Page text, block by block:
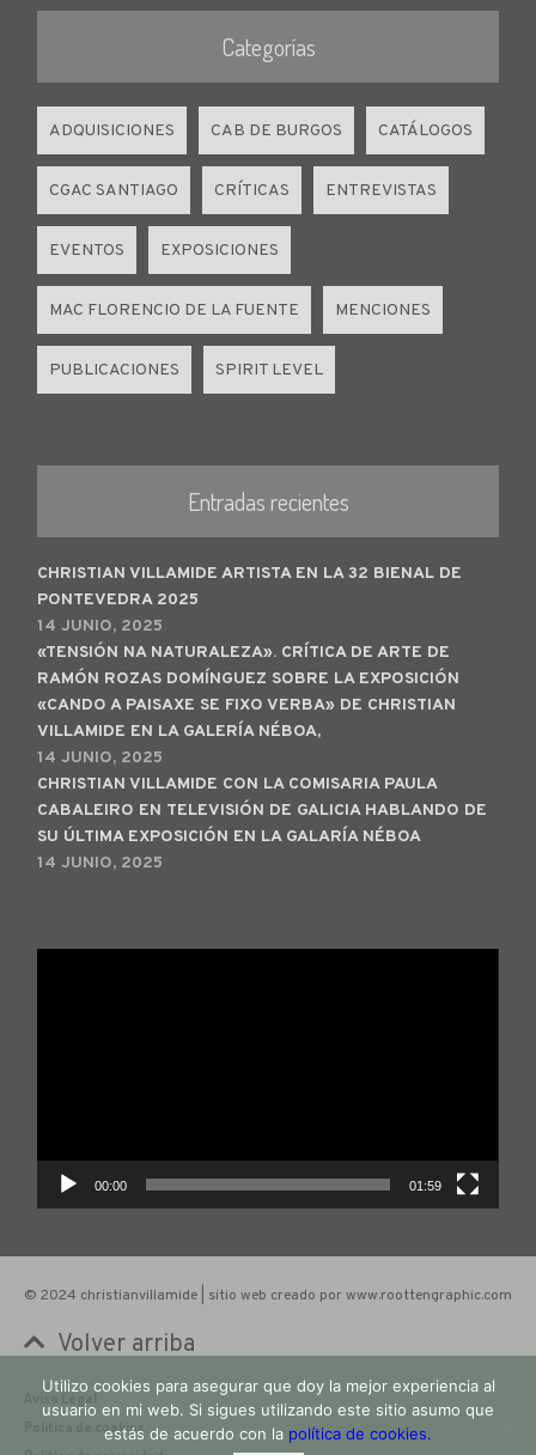
Categorías
ADQUISICIONES CAB DE BURGOS CATÁLOGOS
CGAC SANTIAGO CRÍTICAS ENTREVISTAS
EVENTOS EXPOSICIONES
MAC FLORENCIO DE LA FUENTE MENCIONES
PUBLICACIONES SPIRIT LEVEL
Entradas recientes
CHRISTIAN VILLAMIDE ARTISTA EN LA 32 BIENAL DE
PONTEVEDRA 2025
14 JUNIO, 2025
«TENSIÓN NA NATURALEZA». CRÍTICA DE ARTE DE
RAMÓN ROZAS DOMÍNGUEZ SOBRE LA EXPOSICIÓN
«CANDO A PAISAXE SE FIXO VERBA» DE CHRISTIAN
VILLAMIDE EN LA GALERÍA NÉBOA,
14 JUNIO, 2025
CHRISTIAN VILLAMIDE CON LA COMISARIA PAULA
CABALEIRO EN TELEVISIÓN DE GALICIA HABLANDO DE
SU ÚLTIMA EXPOSICIÓN EN LA GALARÍA NÉBOA
14 JUNIO, 2025
00:00 01:59
© 2024 christianvillamide | sitio web creado por www.roottengraphic.com
Volver arriba
Aviso Legal
Política de cookies
Utilizo cookies para asegurar que doy la mejor experiencia al
usuario en mi web. Si sigues utilizando este sitio asumo que
estás de acuerdo con la política de cookies.